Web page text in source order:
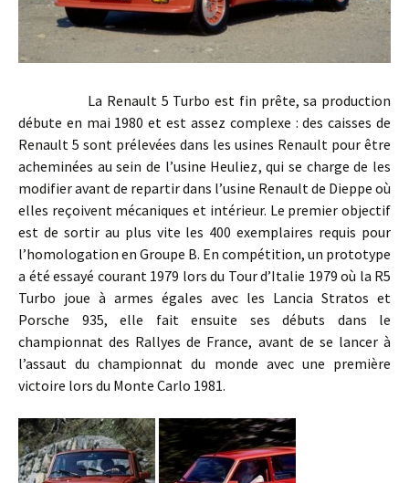
La Renault 5 Turbo est fin prête, sa production
débute en mai 1980 et est assez complexe : des caisses de
Renault 5 sont prélevées dans les usines Renault pour être
acheminées au sein de l’usine Heuliez, qui se charge de les
modifier avant de repartir dans l’usine Renault de Dieppe où
elles reçoivent mécaniques et intérieur. Le premier objectif
est de sortir au plus vite les 400 exemplaires requis pour
l’homologation en Groupe B. En compétition, un prototype
a été essayé courant 1979 lors du Tour d’Italie 1979 où la R5
Turbo joue à armes égales avec les Lancia Stratos et
Porsche 935, elle fait ensuite ses débuts dans le
championnat des Rallyes de France, avant de se lancer à
l’assaut du championnat du monde avec une première
victoire lors du Monte Carlo 1981.